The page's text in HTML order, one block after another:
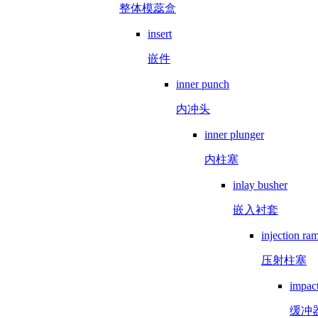
整体模蕊盒
insert
嵌件
inner punch
内冲头
inner plunger
内柱塞
inlay busher
嵌入衬套
injection
压射柱塞
缓冲